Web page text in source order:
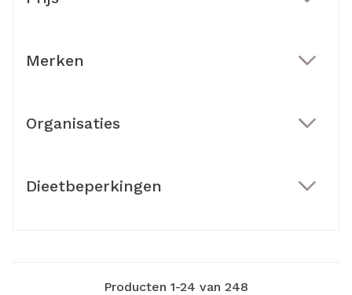
Merken
Organisaties
Dieetbeperkingen
Producten 1-24 van 248